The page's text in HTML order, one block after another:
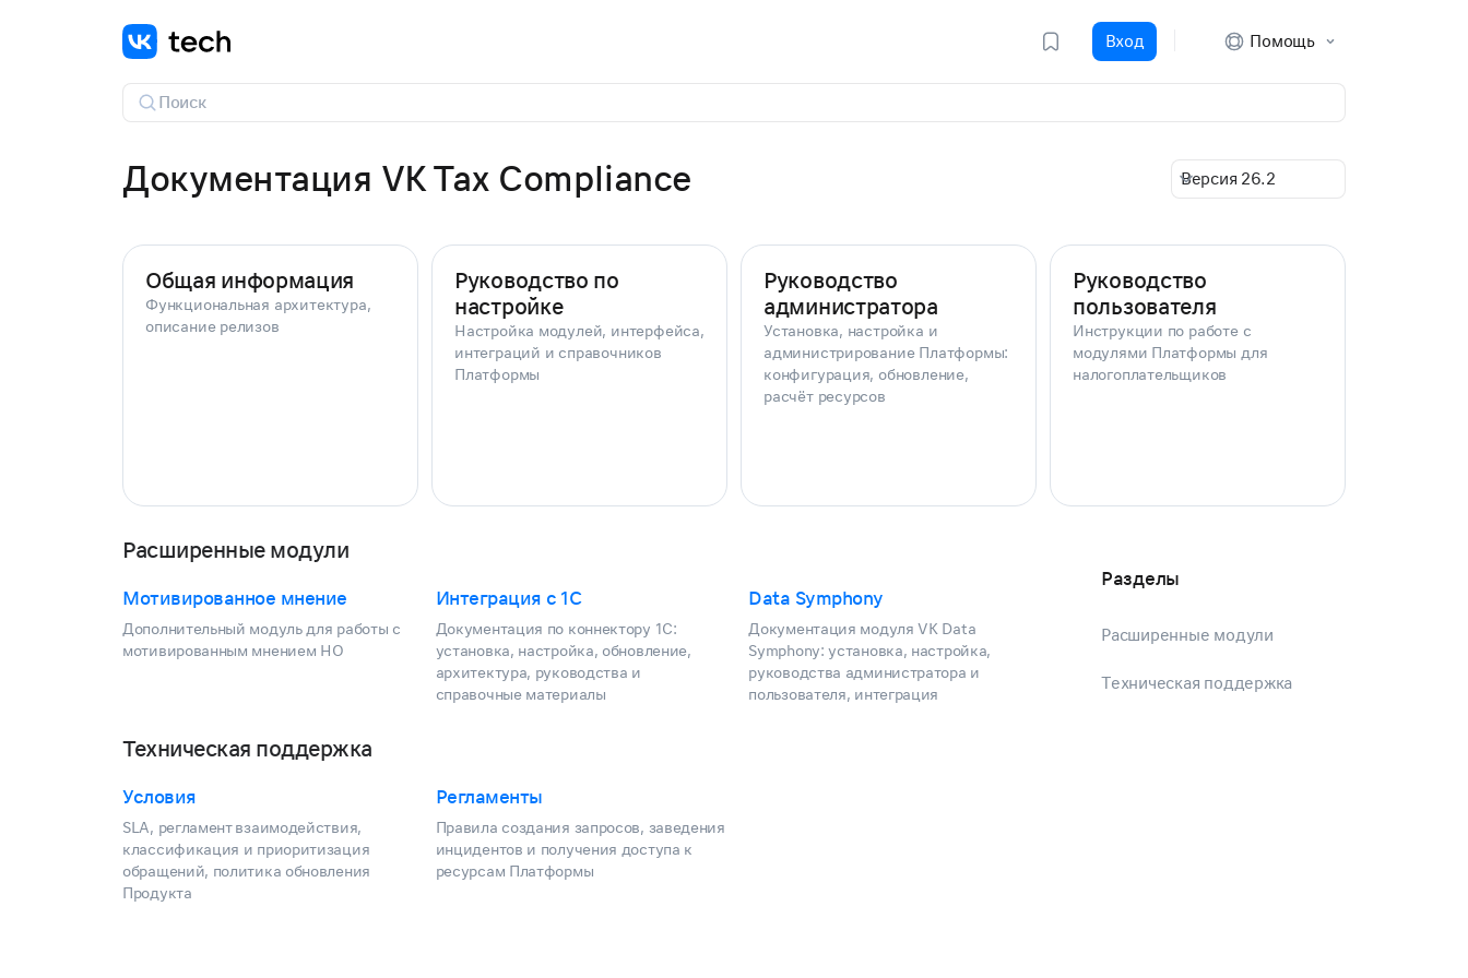
Вход Помощь
Документация VK Tax Compliance Версия 26.2
Общая информация
Функциональная архитектура,
описание релизов
Руководство по
настройке
Настройка модулей, интерфейса,
интеграций и справочников
Платформы
Руководство
администратора
Установка, настройка и
администрирование Платформы:
конфигурация, обновление,
расчёт ресурсов
Руководство
пользователя
Инструкции по работе с
модулями Платформы для
налогоплательщиков
Расширенные модули
Мотивированное мнение
Дополнительный модуль для работы с
мотивированным мнением НО
Интеграция с 1С
Документация по коннектору 1С:
установка, настройка, обновление,
архитектура, руководства и
справочные материалы
Data Symphony
Документация модуля VK Data
Symphony: установка, настройка,
руководства администратора и
пользователя, интеграция
Техническая поддержка
Условия
SLA, регламент взаимодействия,
классификация и приоритизация
обращений, политика обновления
Продукта
Регламенты
Правила создания запросов, заведения
инцидентов и получения доступа к
ресурсам Платформы
Разделы
Расширенные модули
Техническая поддержка